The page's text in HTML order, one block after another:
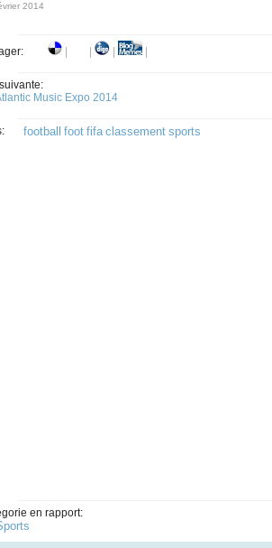
2014
Music Expo 2014
football foot fifa classement sports
en rapport: